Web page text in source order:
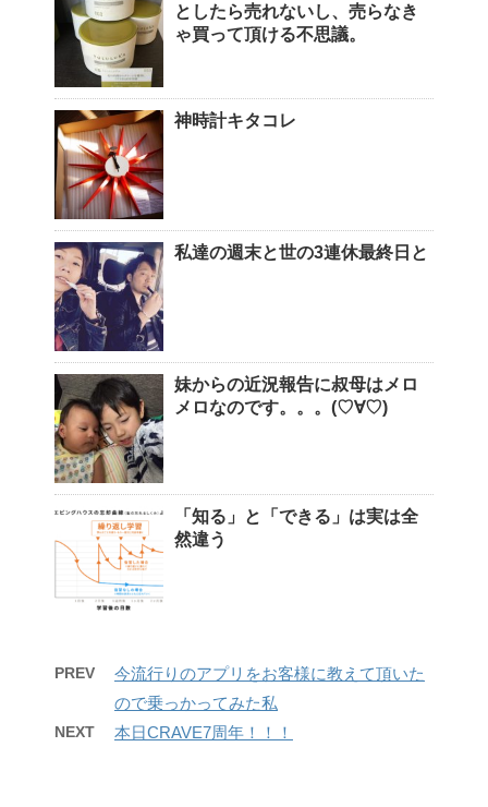
としたら売れないし、売らなき
ゃ買って頂ける不思議。
神時計キタコレ
私達の週末と世の3連休最終日と
妹からの近況報告に叔母はメロ
メロなのです。。。(♡∀♡)
「知る」と「できる」は実は全
然違う
PREV
今流行りのアプリをお客様に教えて頂いた
ので乗っかってみた私
NEXT 本日CRAVE7周年！！！